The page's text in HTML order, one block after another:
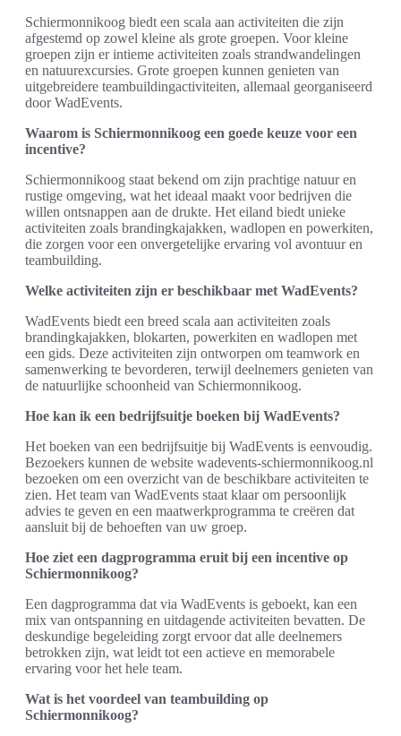
Schiermonnikoog biedt een scala aan activiteiten die zijn
afgestemd op zowel kleine als grote groepen. Voor kleine
groepen zijn er intieme activiteiten zoals strandwandelingen
en natuurexcursies. Grote groepen kunnen genieten van
uitgebreidere teambuildingactiviteiten, allemaal georganiseerd
door WadEvents.
Waarom is Schiermonnikoog een goede keuze voor een
incentive?
Schiermonnikoog staat bekend om zijn prachtige natuur en
rustige omgeving, wat het ideaal maakt voor bedrijven die
willen ontsnappen aan de drukte. Het eiland biedt unieke
activiteiten zoals brandingkajakken, wadlopen en powerkiten,
die zorgen voor een onvergetelijke ervaring vol avontuur en
teambuilding.
Welke activiteiten zijn er beschikbaar met WadEvents?
WadEvents biedt een breed scala aan activiteiten zoals
brandingkajakken, blokarten, powerkiten en wadlopen met
een gids. Deze activiteiten zijn ontworpen om teamwork en
samenwerking te bevorderen, terwijl deelnemers genieten van
de natuurlijke schoonheid van Schiermonnikoog.
Hoe kan ik een bedrijfsuitje boeken bij WadEvents?
Het boeken van een bedrijfsuitje bij WadEvents is eenvoudig.
Bezoekers kunnen de website wadevents-schiermonnikoog.nl
bezoeken om een overzicht van de beschikbare activiteiten te
zien. Het team van WadEvents staat klaar om persoonlijk
advies te geven en een maatwerkprogramma te creëren dat
aansluit bij de behoeften van uw groep.
Hoe ziet een dagprogramma eruit bij een incentive op
Schiermonnikoog?
Een dagprogramma dat via WadEvents is geboekt, kan een
mix van ontspanning en uitdagende activiteiten bevatten. De
deskundige begeleiding zorgt ervoor dat alle deelnemers
betrokken zijn, wat leidt tot een actieve en memorabele
ervaring voor het hele team.
Wat is het voordeel van teambuilding op
Schiermonnikoog?